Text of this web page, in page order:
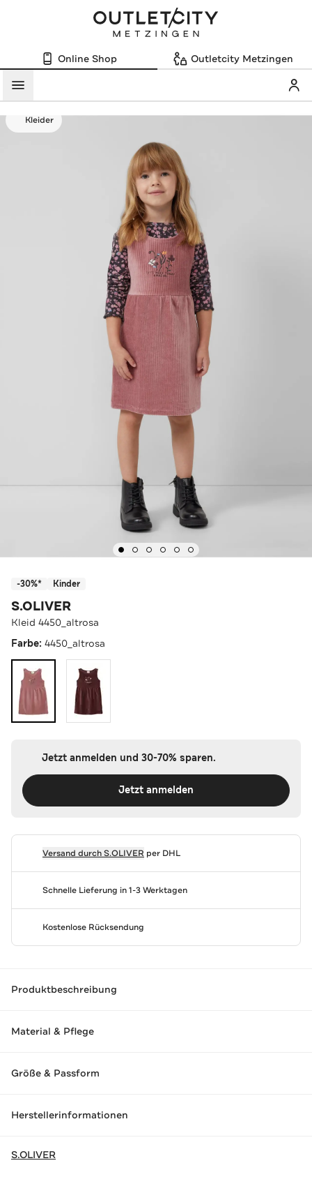
Online Shop Outletcity Metzingen
Menü
Kleider
-30%* Kinder
S.OLIVER
Kleid 4450_altrosa
Farbe: 4450_altrosa
Jetzt anmelden und 30-70% sparen.
Jetzt anmelden
Versand durchS.OLIVER per DHL
Schnelle Lieferung in 1-3 Werktagen
Kostenlose Rücksendung
Produktbeschreibung
Material & Pflege
Größe & Passform
Herstellerinformationen
S.OLIVER